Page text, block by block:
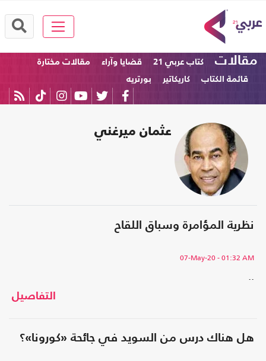
مقالات كتاب عربي 21 قضايا وآراء
مقالات مختارة
قائمة الكتاب
كاريكاتير بورتريه
عثمان ميرغني
نظرية المؤامرة وسباق اللقاح
07-May-20- 01:32 AM
..
التفاصيل
هل هناك درس من السويد في جائحة «كورونا»؟